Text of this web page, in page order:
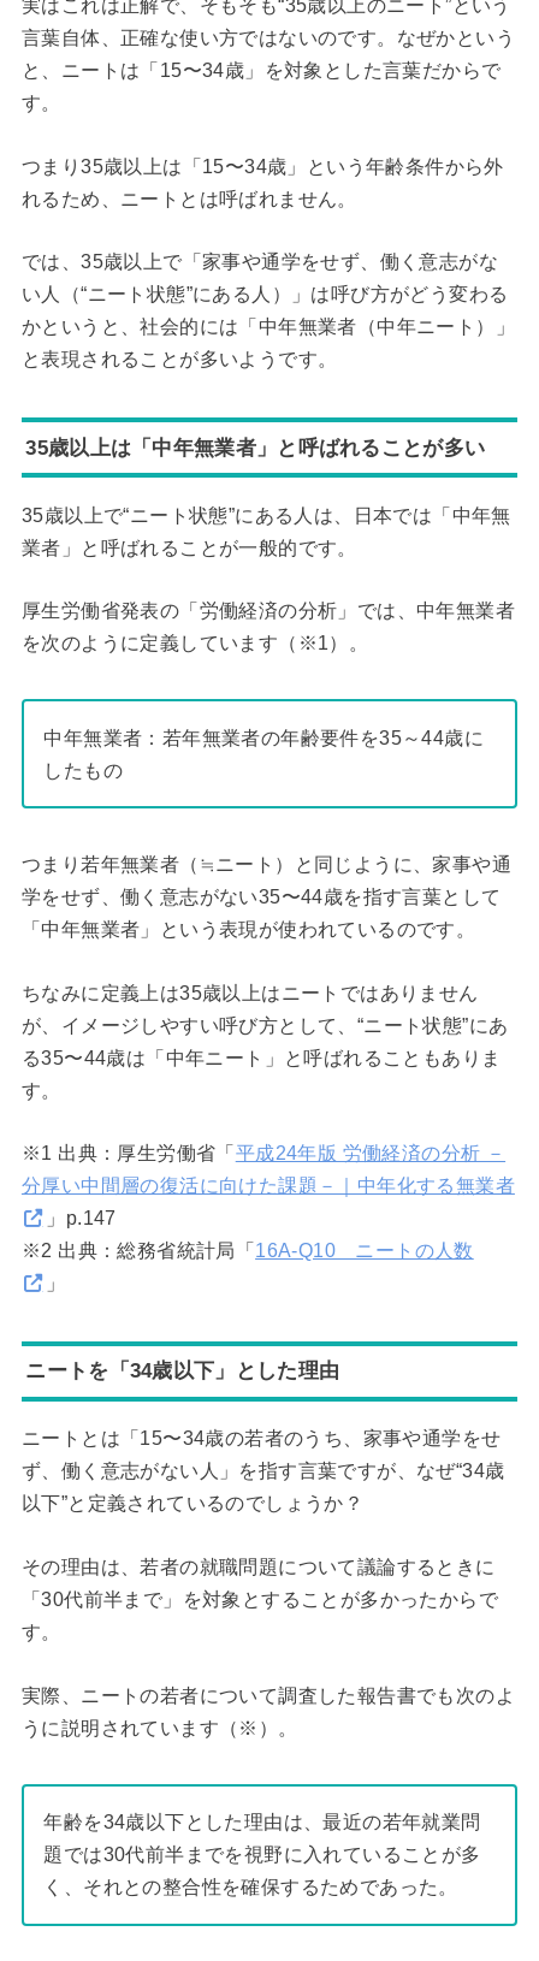
実はこれは正解で、そもそも“35歳以上のニート”という
言葉自体、正確な使い方ではないのです。なぜかという
と、ニートは「15〜34歳」を対象とした言葉だからで
す。
つまり35歳以上は「15〜34歳」という年齢条件から外
れるため、ニートとは呼ばれません。
では、35歳以上で「家事や通学をせず、働く意志がな
い人（“ニート状態”にある人）」は呼び方がどう変わる
かというと、社会的には「中年無業者（中年ニート）」
と表現されることが多いようです。
35歳以上は「中年無業者」と呼ばれることが多い
35歳以上で“ニート状態”にある人は、日本では「中年無
業者」と呼ばれることが一般的です。
厚生労働省発表の「労働経済の分析」では、中年無業者
を次のように定義しています（※1）。
中年無業者：若年無業者の年齢要件を35～44歳に
したもの
つまり若年無業者（≒ニート）と同じように、家事や通
学をせず、働く意志がない35〜44歳を指す言葉として
「中年無業者」という表現が使われているのです。
ちなみに定義上は35歳以上はニートではありません
が、イメージしやすい呼び方として、“ニート状態”にあ
る35〜44歳は「中年ニート」と呼ばれることもありま
す。
※1 出典：厚生労働省「 平成24年版 労働経済の分析 －
分厚い中間層の復活に向けた課題－｜中年化する無業者
」p.147
※2 出典：総務省統計局「 16A-Q10 ニートの人数
」
ニートを「34歳以下」とした理由
ニートとは「15〜34歳の若者のうち、家事や通学をせ
ず、働く意志がない人」を指す言葉ですが、なぜ“34歳
以下”と定義されているのでしょうか？
その理由は、若者の就職問題について議論するときに
「30代前半まで」を対象とすることが多かったからで
す。
実際、ニートの若者について調査した報告書でも次のよ
うに説明されています（※）。
年齢を34歳以下とした理由は、最近の若年就業問
題では30代前半までを視野に入れていることが多
く、それとの整合性を確保するためであった。